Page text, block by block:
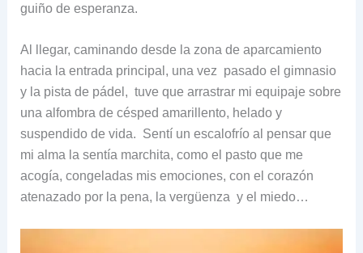
guiño de esperanza.
Al llegar, caminando desde la zona de aparcamiento
hacia la entrada principal, una vez pasado el gimnasio
y la pista de pádel, tuve que arrastrar mi equipaje sobre
una alfombra de césped amarillento, helado y
suspendido de vida. Sentí un escalofrío al pensar que
mi alma la sentía marchita, como el pasto que me
acogía, congeladas mis emociones, con el corazón
atenazado por la pena, la vergüenza y el miedo…